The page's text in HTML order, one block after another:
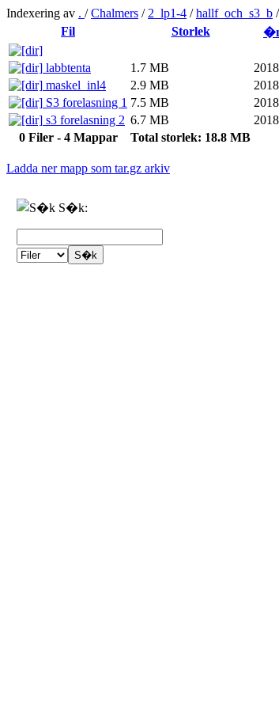
Indexering av . /Chalmers / 2_lp1-4 /hallf_och_s3_b /
Fil
Storlek
labbtenta 1.7 MB
maskel_inl4
2.9 MB
S3 forelasning 1 7.5 MB
s3 forelasning 2 6.7 MB
0 Filer - 4 Mappar
Total storlek: 18.8 MB
Ladda ner mapp som tar.gz arkiv
S�k: